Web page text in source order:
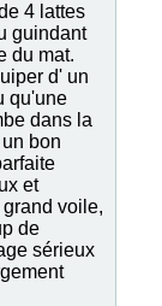
4 lattes
guindant
du mat.
d' un
qu'une
dans la
bon
et
voile,
de
sérieux